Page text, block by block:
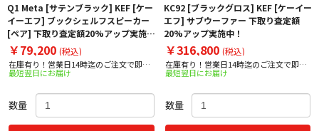
Q1 Meta [サテンブラック] KEF [ケー
イーエフ] ブックシェルフスピーカー
[ペア] 下取り査定額20%アップ実施
中！
￥79,200 (税込)
在庫有り！営業日14時迄のご注文で即日
出荷！
最短翌日にお届け
数量
KC92 [ブラックグロス] KEF [ケーイー
エフ] サブウーファー 下取り査定額
20%アップ実施中！
￥316,800 (税込)
在庫有り！営業日14時迄のご注文で即日
出荷！
最短翌日にお届け
数量